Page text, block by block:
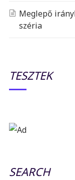
Meglepő
széria
TESZTEK
SEARCH